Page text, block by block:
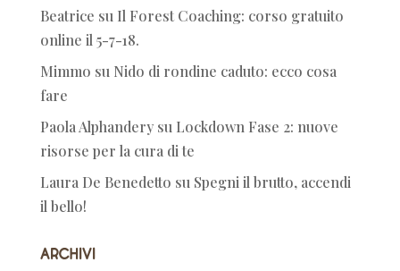
Beatrice su Il Forest Coaching: corso gratuito
online il 5-7-18.
Mimmo su Nido di rondine caduto: ecco cosa
fare
Paola Alphanderysu Lockdown Fase 2: nuove
risorse per la cura di te
Laura De Benedetto su Spegni il brutto, accendi
il bello!
Archivi